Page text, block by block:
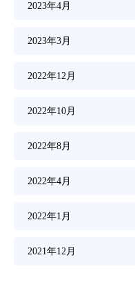
2023年4月
2023年3月
2022年12月
2022年10月
2022年8月
2022年4月
2022年1月
2021年12月